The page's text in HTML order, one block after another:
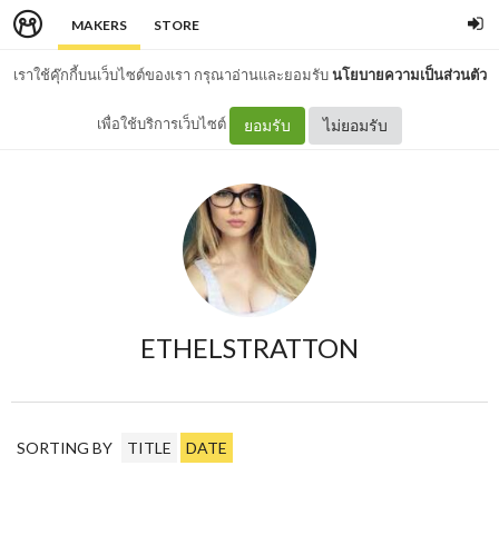
MAKERS STORE
เราใช้คุ๊กกี้บนเว็บไซต์ของเรา กรุณาอ่านและยอมรับนโยบายความเป็นส่วนตัว
เพื่อใช้บริการเว็บไซต์ ยอมรับ ไม่ยอมรับ
ETHELSTRATTON
SORTING BY TITLE DATE